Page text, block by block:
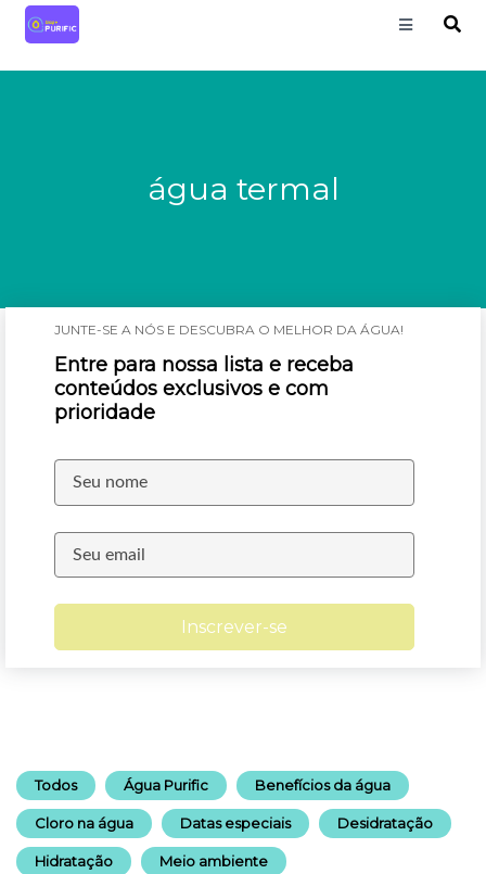
água termal
JUNTE-SE A NÓS E DESCUBRA O MELHOR DA ÁGUA!
Entre para nossa lista e receba
conteúdos exclusivos e com
prioridade
Inscrever-se
Todos Água Purific Benefícios da água
Cloro na água Datas especiais Desidratação
Hidratação Meio ambiente